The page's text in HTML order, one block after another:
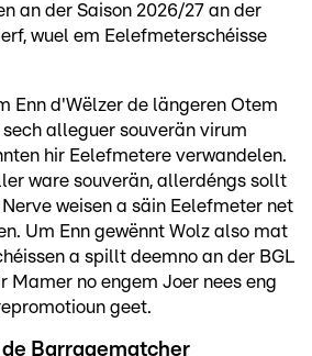
an der Saison 2026/27 an der
wuel em Eelefmeterschéisse
Enn d'Wëlzer de längeren Otem
sech alleguer souverän virum
hir Eelefmetere verwandelen.
ware souverän, allerdéngs sollt
weisen a säin Eelefmeter net
Um Enn gewënnt Wolz also mat
a spillt deemno an der BGL
Mamer no engem Joer nees eng
geet.
Barragematcher